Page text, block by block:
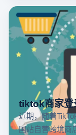
tiktok商家登
近期，随着
国站自营跨境商